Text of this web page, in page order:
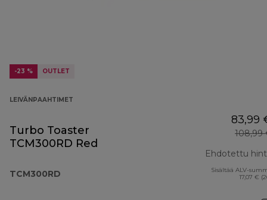
-23 % OUTLET
LEIVÄNPAAHTIMET
Turbo Toaster
TCM300RD Red
TCM300RD
83,99
108,99
Ehdotettu
Sisältää ALV-
17,07 €